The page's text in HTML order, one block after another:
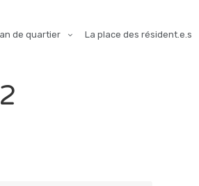
de quartier La place des résident.e.s